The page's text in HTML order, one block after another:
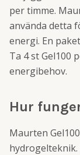
per timme.
använda detta
energi. En
Ta 4 st Gel100
energibehov.
Hur
Maurten